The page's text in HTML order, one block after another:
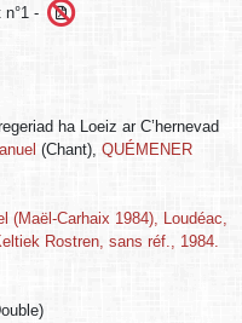
n°1 -
ha Loeiz ar C’hernevad
(Chant), QUÉMENER
(Maël-Carhaix 1984), Loudéac,
Rostren, sans réf., 1984.